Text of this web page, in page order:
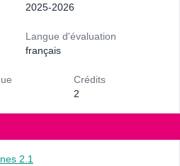
2025-2026
Langue d'évaluation
français
Crédits
2
2.1